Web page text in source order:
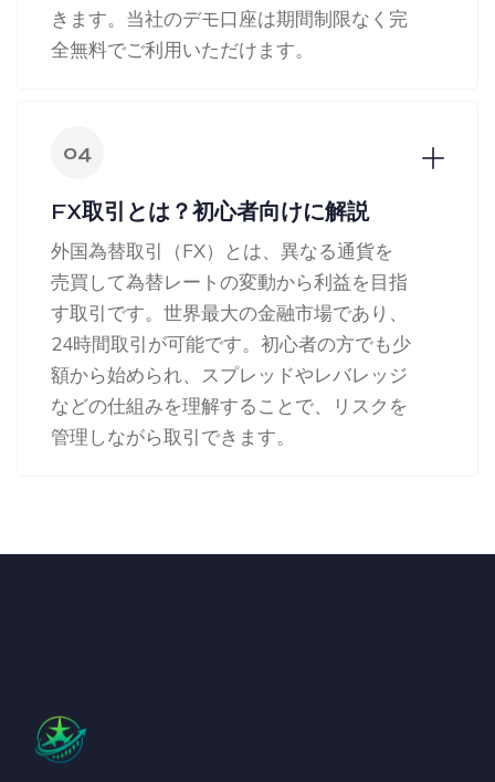
きます。当社のデモ口座は期間制限なく完
全無料でご利用いただけます。
04
FX取引とは？初心者向けに解説
外国為替取引（FX）とは、異なる通貨を
売買して為替レートの変動から利益を目指
す取引です。世界最大の金融市場であり、
24時間取引が可能です。初心者の方でも少
額から始められ、スプレッドやレバレッジ
などの仕組みを理解することで、リスクを
管理しながら取引できます。